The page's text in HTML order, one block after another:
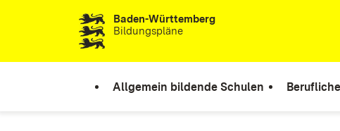
Zum Inhalt springenBaden-Württemberg
Bildungspläne
Allgemein bildende Schulen